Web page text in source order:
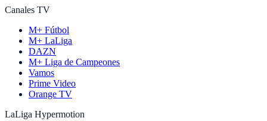
Canales TV
M+ Fútbol
M+ LaLiga
DAZN
M+ Liga de Campeones
Vamos
Prime Video
Orange TV
LaLiga Hypermotion